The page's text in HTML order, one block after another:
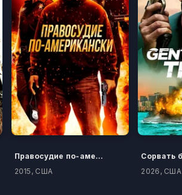
Правосудие по-американски
2015, США
2026, США